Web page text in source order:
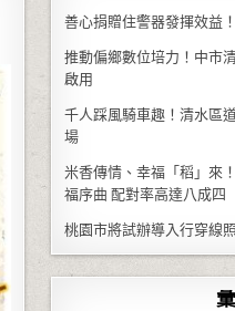
善心捐贈住警器發揮效益
推動偏鄉數位培力！中市
啟用
千人踩風騎車趣！清水區
場
米香傳情、幸福「稻」來
福序曲 配對率高達八成四
桃園市將試辦導入行穿線